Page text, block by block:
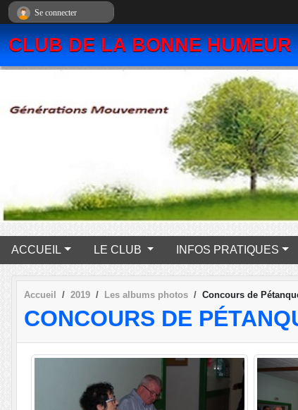
CLUB DE LA BONNE HUMEUR
ACCUEIL LE CLUB INFOS PRATIQUES
Accueil 2019 Les albums photos Concours de
CONCOURS DE
Se connecter
Panneau de gestion des cookies